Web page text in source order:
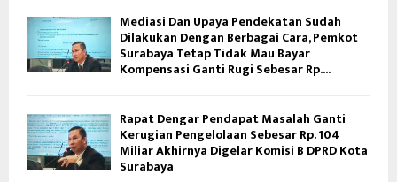
Mediasi Dan Upaya Pendekatan Sudah
Dilakukan Dengan Berbagai Cara, Pemkot
Surabaya Tetap Tidak Mau Bayar
Kompensasi Ganti Rugi Sebesar Rp....
Rapat Dengar Pendapat Masalah Ganti
Kerugian Pengelolaan Sebesar Rp. 104
Miliar Akhirnya Digelar Komisi B DPRD Kota
Surabaya